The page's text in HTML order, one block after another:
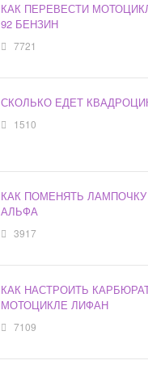
КАК ПЕРЕВЕСТИ
92 БЕНЗИН
7721
СКОЛЬКО ЕДЕТ
1510
КАК ПОМЕНЯТЬ
АЛЬФА
3917
КАК НАСТРОИТЬ
МОТОЦИКЛЕ ЛИФАН
7109